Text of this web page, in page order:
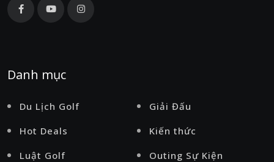
Danh mục
Du Lịch Golf
Giải Đấu
Hot Deals
Kiến thức
Luật Golf
Outing Sự Kiện